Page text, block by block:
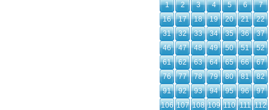
1 2 3 4 5 6
7
16
17 18 19 20 21
22
31
32 33 34 35 36
37
46
47 48 49 50 51
52
61
62 63 64 65 66
67
76
77 78 79 80 81
82
91
92 93 94 95 96
97
106 107 108 109 110 111 112